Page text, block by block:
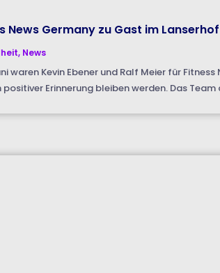
News Germany zu Gast im
, News
waren Kevin Ebener und Ralf Meier für
positiver Erinnerung bleiben werden. Das